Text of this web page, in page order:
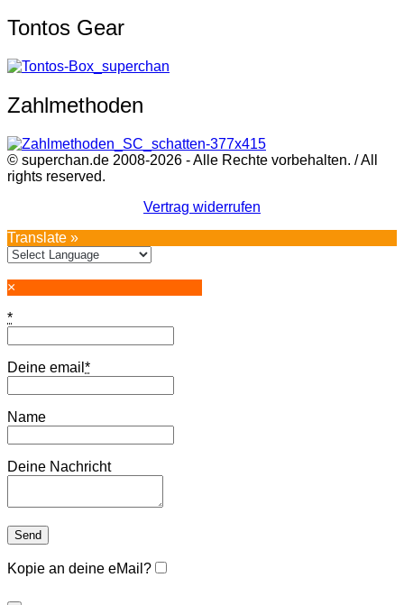
Tontos Gear
Zahlmethoden
© superchan.de 2008-2026 - Alle Rechte vorbehalten. / All
rights reserved.
Vertrag widerrufen
Translate »
×
*
Deine email *
Name
Deine Nachricht
Kopie an deine eMail?